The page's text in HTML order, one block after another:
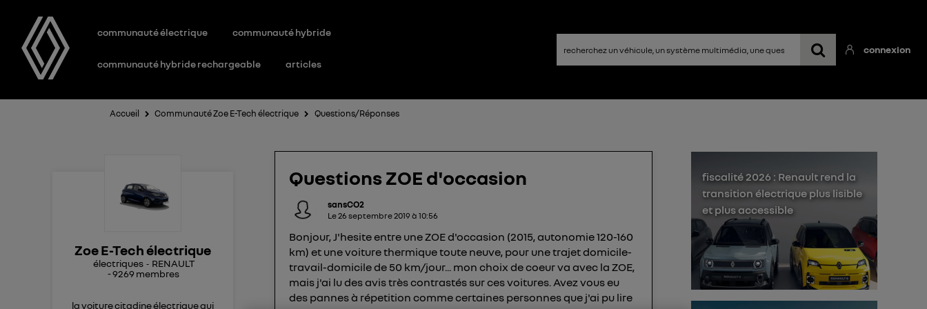
communauté électrique communauté hybride
communauté hybride rechargeable articles
connexion
Accueil Communauté Zoe E-Tech électrique Questions/Réponses
Zoe E-Tech électrique
électriques
RENAULT
-9269 membres
la voiture citadine électrique qui
Questions ZOE d'occasion
sansCO2
Le26 septembre 2019 à 10:56
Bonjour, J'hesite entre une ZOE d'occasion (2015, autonomie 120-160
km) et une voiture thermique toute neuve, pour une trajet domicile-
travail-domicile de 50 km/jour... mon choix de coeur va avec la ZOE,
mais j'ai lu des avis très contrastés sur ces voitures. Avez vous eu
des pannes à répetition comme certaines personnes que j'ai pu lire
fiscalité 2026 : Renault rend la
transition électrique plus lisible
et plus accessible